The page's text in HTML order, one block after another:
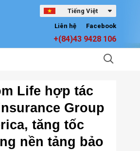
Tiếng Việt
Facebook
Liên hệ
+(84)43 9428 106
Life hợp tác
Group
tăng tốc
nền tảng bảo